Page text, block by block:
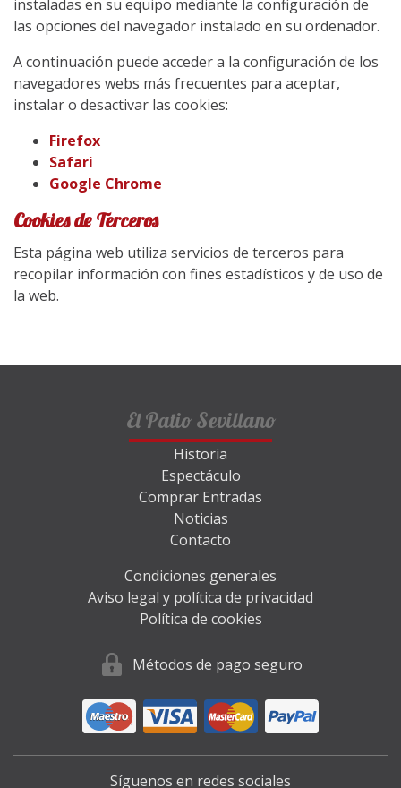
instaladas en su equipo mediante la configuración de
las opciones del navegador instalado en su ordenador.
A continuación puede acceder a la configuración de los
navegadores webs más frecuentes para aceptar,
instalar o desactivar las cookies:
Firefox
Safari
Google Chrome
Cookies de Terceros
Esta página web utiliza servicios de terceros para
recopilar información con fines estadísticos y de uso de
la web.
El Patio Sevillano
Historia
Espectáculo
Comprar Entradas
Noticias
Contacto
Condiciones generales
Aviso legal y política de privacidad
Política de cookies
Métodos de pago seguro
Síguenos en redes sociales